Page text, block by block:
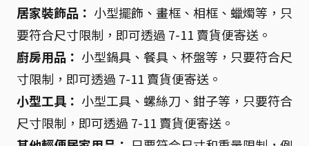
居家裝飾品： 小型擺飾、畫框、相框、蠟燭等，只
要符合尺寸限制，即可透過 7-11 賣貨便寄送。
廚房用品： 小型鍋具、餐具、杯盤等，只要符合尺
寸限制，即可透過 7-11 賣貨便寄送。
小型工具： 小型工具、螺絲刀、鉗子等，只要符合
尺寸限制，即可透過 7-11 賣貨便寄送。